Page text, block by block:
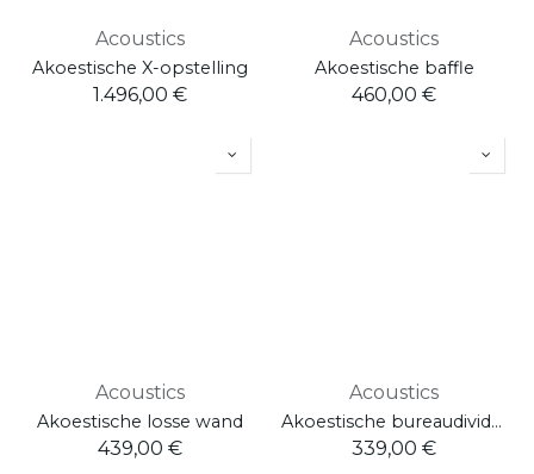
Acoustics
Akoestische X-opstelling
1.496,00 €
Acoustics
Akoestische baffle
460,00 €
Acoustics
Akoestische losse wand
439,00 €
Acoustics
Akoestische bureaudivider
339,00 €